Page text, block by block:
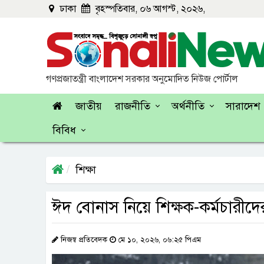
ঢাকা বৃহস্পতিবার, ০৬ আগস্ট, ২০২৬,
গণপ্রজাতন্ত্রী বাংলাদেশ সরকার অনুমোদিত নিউজ পোর্টাল
জাতীয় রাজনীতি অর্থনীতি সারাদেশ
বিবিধ
শিক্ষা
ঈদ বোনাস নিয়ে শিক্ষক-
নিজস্ব প্রতিবেদক মে ১০, ২০২৬, ০৬:২৫ পিএম